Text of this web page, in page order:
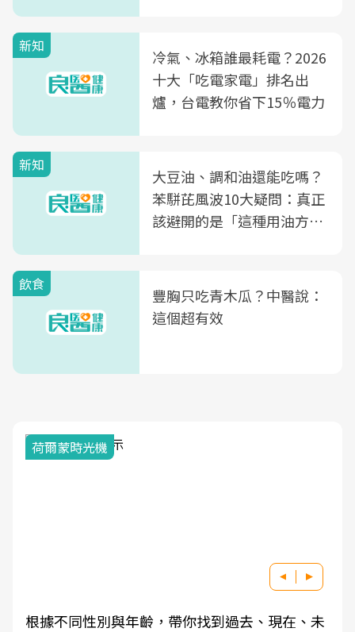
新知
冷氣、冰箱誰最耗電？2026
十大「吃電家電」排名出
爐，台電教你省下15％電力
新知
大豆油、調和油還能吃嗎？
苯駢芘風波10大疑問：真正
該避開的是「這種用油方
飲食
豐胸只吃青木瓜？中醫說：
這個超有效
2025健檢服務大調查
因應超高齡社會來臨，良醫健康網推動「2025年